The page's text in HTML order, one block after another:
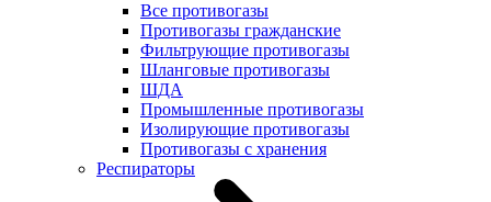
Все противогазы
Противогазы гражданские
Фильтрующие противогазы
Шланговые противогазы
ШДА
Промышленные противогазы
Изолирующие противогазы
Противогазы с хранения
Респираторы